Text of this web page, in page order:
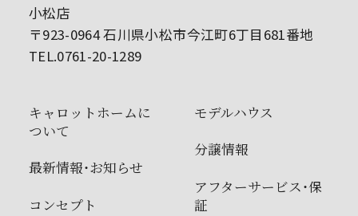
小松店
〒923-0964 石川県小松市今江町6丁目681番地
TEL.0761-20-1289
キャロットホームに
ついて
最新情報・お知らせ
コンセプト
モデルハウス
分譲情報
アフターサービス・保
証